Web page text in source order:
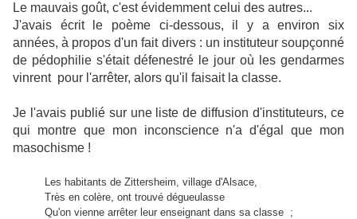
Le mauvais goût, c'est évidemment celui des autres...
J'avais écrit le poème ci-dessous, il y a environ six
années, à propos d'un fait divers : un instituteur soupçonné
de pédophilie s'était défenestré le jour où les gendarmes
vinrent pour l'arrêter, alors qu'il faisait la classe.
Je l'avais publié sur une liste de diffusion d'instituteurs, ce
qui montre que mon inconscience n'a d'égal que mon
masochisme !
Les habitants de Zittersheim, village d'Alsace,
Très en colère, ont trouvé dégueulasse
Qu'on vienne arrêter leur enseignant dans sa classe ;